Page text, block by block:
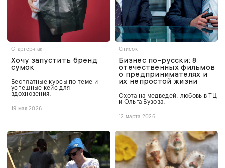
Стартер-пак
Хочу запустить бренд
сумок
Бесплатные курсы по теме и
успешные кейс для
вдохновения.
19 мая 2026
Список
Бизнес по-русски: 8
отечественных фильмов
о предпринимателях и
их непростой жизни
Охота на медведей, любовь в ТЦ
и Ольга Бузова.
12 марта 2026